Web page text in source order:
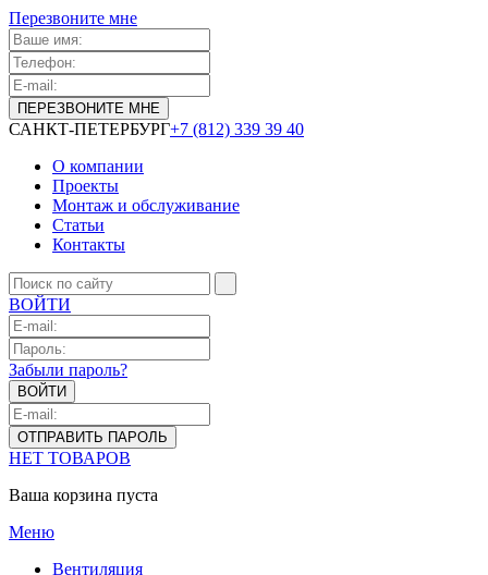
Перезвоните мне
САНКТ-ПЕТЕРБУРГ+7 (812) 339 39 40
О компании
Проекты
Монтаж и обслуживание
Статьи
Контакты
ВОЙТИ
Забыли пароль?
НЕТ ТОВАРОВ
Ваша корзина пуста
Меню
Вентиляция